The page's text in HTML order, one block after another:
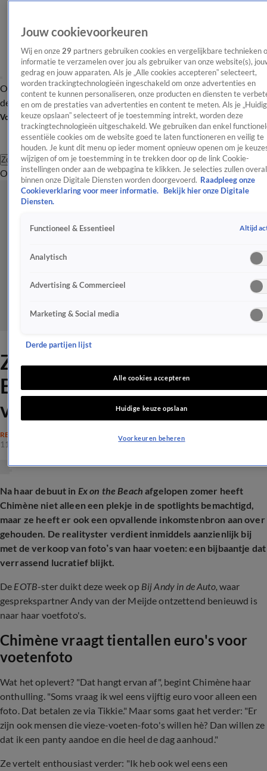
OverzichtAfleveringen Entertainment TV Algemeen
Tip
de redactieNieuwsbrief
Volg Shownieuws
Zoeken
OverzichtEntertainmentSpraakmakendRealityCrimeVideo's
Zó veel verdient Ex On The
Beach-Chimène met
voetenfoto's
REALITY
11 feb 2026, 16:37
Na haar debuut in Ex on the Beach afgelopen zomer heeft
Chimène niet alleen een plekje in de spotlights bemachtigd,
maar ze heeft er ook een opvallende inkomstenbron aan over
gehouden. De realityster verdient inmiddels aanzienlijk bij
met de verkoop van foto’s van haar voeten: een bijbaantje dat
verrassend lucratief blijkt.
De EOTB-ster duikt deze week op Bij Andy in de Auto, waar
gesprekspartnerAndy van der Meijde ontzettend benieuwd is
naar haar voetfoto's.
Chimène vraagt tientallen euro's voor
voetenfoto
Wat het oplevert? "Dat hangt ervan af", begint Chimène haar
onthulling. "Soms vraag ik wel eens vijftig euro voor alleen een
foto. Dat betalen ze via Tikkie." Maar soms gaat het verder: "Er
zijn ook mensen die vieze-voeten-foto's willen hè? Dan willen ze
dat ik een panty aandoe en die heel de dag aanhoud."
Ze vertelt enthousiast verder: "Ik heb ook wel eens een
Jouw cookievoorkeuren
Wij en onze 29 partners gebruiken cookies en vergelijkbare technieken
informatie te verzamelen over jou als gebruiker van onze website(s),
gedrag en jouw apparaten. Als je „Alle cookies accepteren” selecteert,
worden trackingtechnologieën ingeschakeld om onze advertenties en
content te kunnen personaliseren, onze producten en diensten te
en om de prestaties van advertenties en content te meten. Als je
keuze opslaan” selecteert of je toestemming intrekt, worden deze
trackingtechnologieën uitgeschakeld. We gebruiken dan enkel
essentiële cookies om de website goed te laten functioneren en veilig te
houden. Je kunt dit menu op ieder moment opnieuw openen om je
wijzigen of om je toestemming in te trekken door op de link Cookie-
instellingen onder aan de webpagina te klikken. Je selecties zullen overal
binnen onze Digitale Diensten worden doorgevoerd. Raadpleeg onze
Cookieverklaring voor meer informatie.
Bekijk hier onze Digitale
Diensten.
Functioneel & Essentieel Altijd
Analytisch
Advertising & Commercieel
Marketing & Social media
Derde partijen lijst
Alle cookies accepteren
Huidige keuze opslaan
Voorkeuren beheren